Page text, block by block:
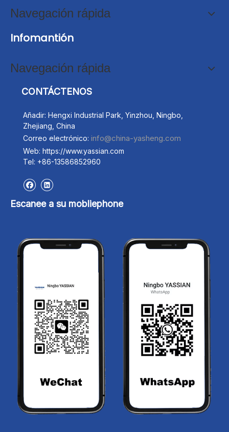
2. Frecuencia de cambio de apego
Si su lugar de trabajo requiere cambios frecuentes entre
cucharones, martillos o garfios,
los acopladores rápidos
mejoran claramente la eficiencia
al ahorrar tiempo.
Sin embargo, es importante tener en cuenta:
El acoplador no reemplaza la función de los
adaptadores de cucharón.
Los cucharones utilizados con acopladores todavía
dependen de adaptadores de cucharón de alta
para protección contra el desgaste y
eficiencia de excavación.
Navegación rápida
Infomantión
Navegación rápida
CONTÁCTENOS
Añadir: Hengxi Industrial Park, Yinzhou, Ningbo,
Zhejiang, China
Correo electrónico: info@china-yasheng.com
Web: https://www.yassian.com
Tel: +86-13586852960
Escanee a su mobliephone